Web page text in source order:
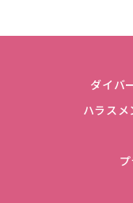
ダイバ
ハラス